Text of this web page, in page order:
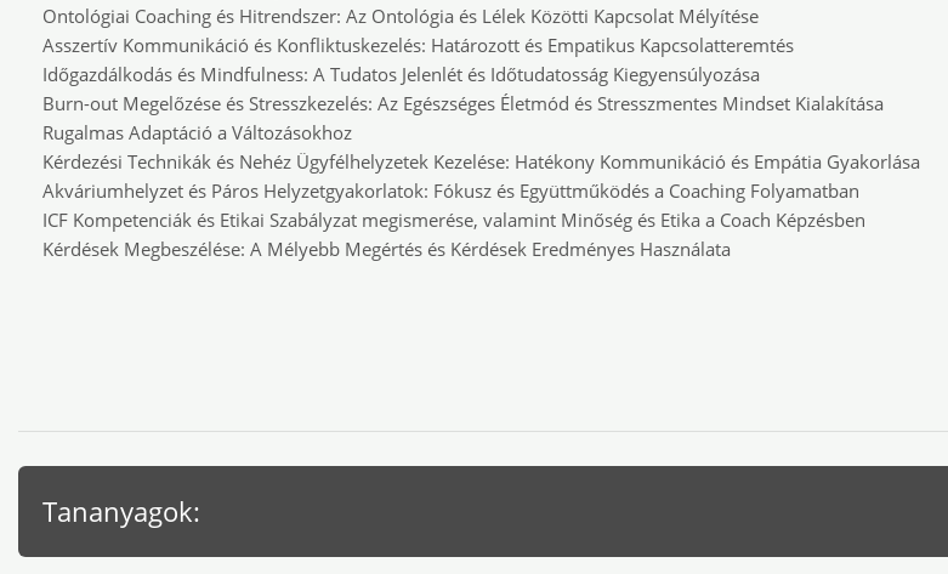
Ontológiai Coaching és Hitrendszer: Az Ontológia és Lélek Közötti Kapcsolat Mélyítése
Asszertív Kommunikáció és Konfliktuskezelés: Határozott és Empatikus Kapcsolatteremtés
Időgazdálkodás és Mindfulness: A Tudatos Jelenlét és Időtudatosság Kiegyensúlyozása
Burn-out Megelőzése és Stresszkezelés: Az Egészséges Életmód és Stresszmentes Mindset Kialakítása
Rugalmas Adaptáció a Változásokhoz
Kérdezési Technikák és Nehéz Ügyfélhelyzetek Kezelése: Hatékony Kommunikáció és Empátia Gyakorlása
Akváriumhelyzet és Páros Helyzetgyakorlatok: Fókusz és Együttműködés a Coaching Folyamatban
ICF Kompetenciák és Etikai Szabályzat megismerése, valamint Minőség és Etika a Coach Képzésben
Kérdések Megbeszélése: A Mélyebb Megértés és Kérdések Eredményes Használata
Tananyagok: